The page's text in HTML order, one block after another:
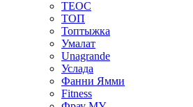
ТЕОС
ТОП
Топтыжка
Умалат
Unagrande
Услада
Фанни Ямми
Fitness